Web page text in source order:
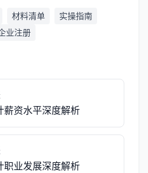
材料清单
实操指南
业注册
薪资水平深度解析
职业发展深度解析